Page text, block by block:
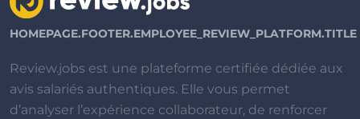
HOMEPAGE.FOOTER.EMPLOYEE_REVIEW_PLATFORM.TITLE
Review.jobs est une plateforme certifiée dédiée aux
avis salariés authentiques. Elle vous permet
d’analyser l’expérience collaborateur, de renforcer